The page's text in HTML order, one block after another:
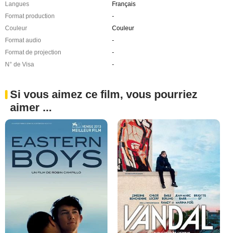
Langues
Français
Format production
-
Couleur
Couleur
Format audio
-
Format de projection
-
N° de Visa
-
Si vous aimez ce film, vous pourriez
aimer ...